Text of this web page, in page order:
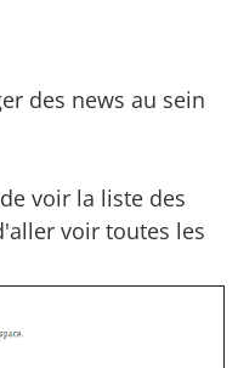
des news au sein
voir la liste des
voir toutes les